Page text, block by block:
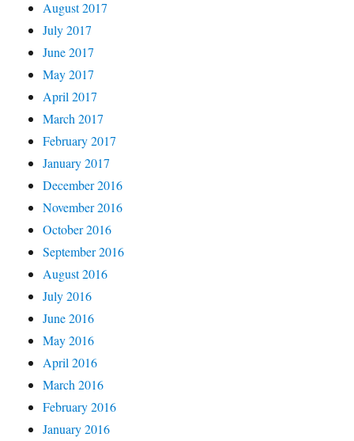
August 2017
July 2017
June 2017
May 2017
April 2017
March 2017
February 2017
January 2017
December 2016
November 2016
October 2016
September 2016
August 2016
July 2016
June 2016
May 2016
April 2016
March 2016
February 2016
January 2016